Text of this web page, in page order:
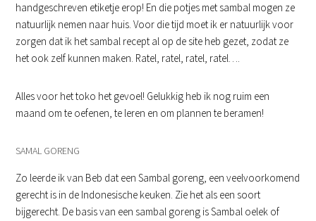
handgeschreven etiketje erop! En die potjes met sambal mogen ze
natuurlijk nemen naar huis. Voor die tijd moet ik er natuurlijk voor
zorgen dat ik het sambal recept al op de site heb gezet, zodat ze
het ook zelf kunnen maken. Ratel, ratel, ratel, ratel….
Alles voor het toko het gevoel! Gelukkig heb ik nog ruim een
maand om te oefenen, te leren en om plannen te beramen!
SAMAL GORENG
Zo leerde ik van Beb dat een Sambal goreng, een veelvoorkomend
gerecht is in de Indonesische keuken. Zie het als een soort
bijgerecht. De basis van een sambal goreng is Sambal oelek of